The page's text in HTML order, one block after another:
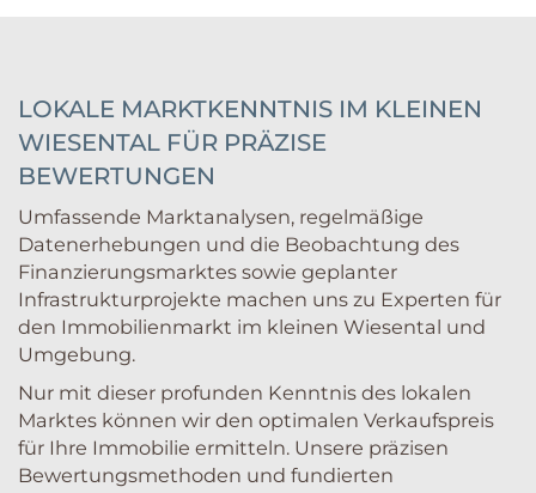
LOKALE MARKTKENNTNIS IM KLEINEN
WIESENTAL FÜR PRÄZISE
BEWERTUNGEN
Umfassende Marktanalysen, regelmäßige
Datenerhebungen und die Beobachtung des
Finanzierungsmarktes sowie geplanter
Infrastrukturprojekte machen uns zu Experten für
den Immobilienmarkt im kleinen Wiesental und
Umgebung.
Nur mit dieser profunden Kenntnis des lokalen
Marktes können wir den optimalen Verkaufspreis
für Ihre Immobilie ermitteln. Unsere präzisen
Bewertungsmethoden und fundierten